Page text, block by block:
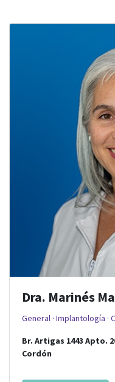
Dra. Marinés
General · Implantología
Br. Artigas 1443 Apto.
Cordón